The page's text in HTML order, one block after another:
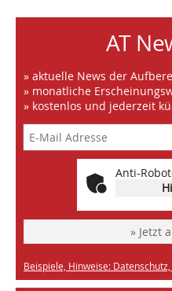
AT
» aktuelle News der
» monatliche
» kostenlos und jederzeit
Anti-
» Jetzt
Beispiele, Hinweise: